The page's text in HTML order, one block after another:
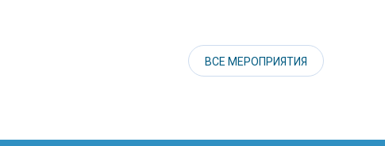
ВСЕ МЕРОПРИЯТИЯ